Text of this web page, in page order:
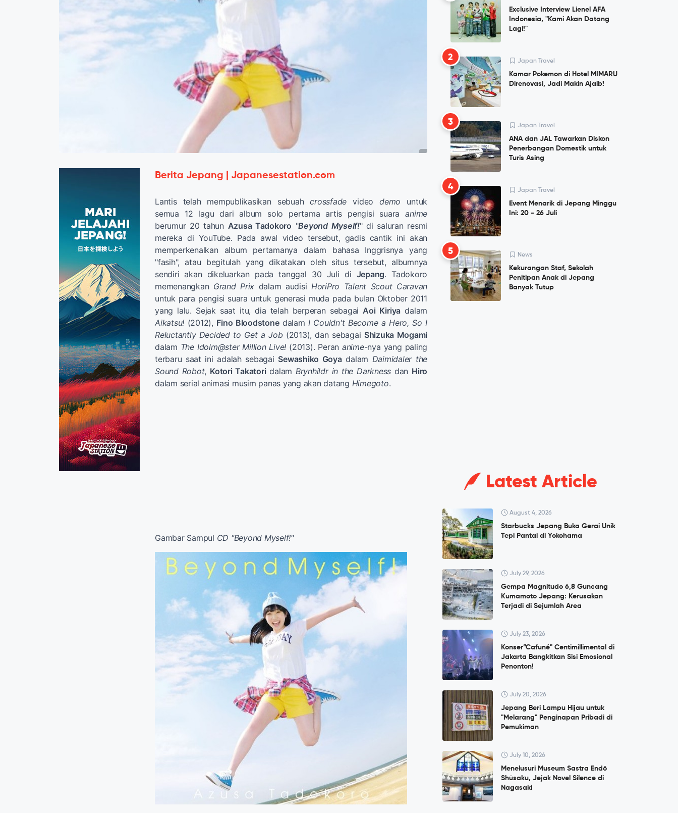
Berita Jepang | Japanesestation.com
Lantis telah mempublikasikan sebuahcrossfade videodemo untuk
semua 12 lagu dari album solo pertama artis pengisi suaraanime
berumur 20 tahun Azusa Tadokoro "Beyond Myself!" di saluran resmi
mereka di YouTube. Pada awal video tersebut, gadis cantik ini akan
memperkenalkan album pertamanya dalam bahasa Inggrisnya yang
"fasih", atau begitulah yang dikatakan oleh situs tersebut, albumnya
sendiri akan dikeluarkan pada tanggal 30 Juli di Jepang. Tadokoro
memenangkan Grand Prix dalam audisi HoriPro Talent Scout Caravan
untuk para pengisi suara untuk generasi muda pada bulan Oktober 2011
yang lalu. Sejak saat itu, dia telah berperan sebagai Aoi Kiriya dalam
Aikatsu! (2012), Fino Bloodstonedalam I Couldn't Become a Hero, So I
Reluctantly Decided to Get a Job (2013), dan sebagai Shizuka Mogami
dalam The Idolm@ster Million Live! (2013). Peran anime-nya yang paling
terbaru saat ini adalah sebagai Sewashiko Goyadalam Daimidaler the
Sound Robot, Kotori Takatori dalam Brynhildr in the Darkness dan Hiro
dalam serial animasi musim panas yang akan datang Himegoto.
Gambar Sampul CD "Beyond Myself!"
Exclusive Interview Lienel AFA
Indonesia, "Kami Akan Datang
Lagi!"
2 Japan Travel
Kamar Pokemon di Hotel MIMARU
Direnovasi, Jadi Makin Ajaib!
3 Japan Travel
ANA dan JAL Tawarkan Diskon
Penerbangan Domestik untuk
Turis Asing
4 Japan Travel
Event Menarik di Jepang Minggu
Ini: 20 - 26 Juli
5 News
Kekurangan Staf, Sekolah
Penitipan Anak di Jepang
Banyak Tutup
Latest Article
August 4, 2026
Starbucks Jepang Buka Gerai Unik
Tepi Pantai di Yokohama
July 29, 2026
Gempa Magnitudo 6,8 Guncang
Kumamoto Jepang: Kerusakan
Terjadi di Sejumlah Area
July 23, 2026
Konser”Cafuné" Centimillimental di
Jakarta Bangkitkan Sisi Emosional
Penonton!
July 20, 2026
Jepang Beri Lampu Hijau untuk
"Melarang" Penginapan Pribadi di
Pemukiman
July 10, 2026
Menelusuri Museum Sastra Endō
Shūsaku, Jejak Novel Silence di
Nagasaki